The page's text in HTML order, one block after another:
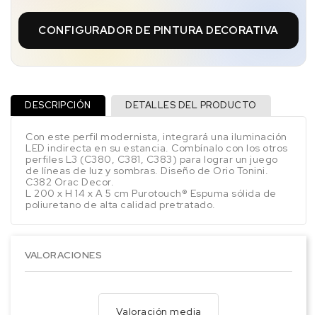
CONFIGURADOR DE PINTURA DECORATIVA
DESCRIPCIÓN DETALLES DEL PRODUCTO
Con este perfil modernista, integrará una iluminación
LED indirecta en su estancia. Combínalo con los otros
perfiles L3 (C380, C381, C383) para lograr un juego
de líneas de luz y sombras. Diseño de Orio Tonini.
C382 Orac Decor.
L 200 x H 14 x A 5 cm Purotouch® Espuma sólida de
poliuretano de alta calidad pretratado.
VALORACIONES
Valoración media